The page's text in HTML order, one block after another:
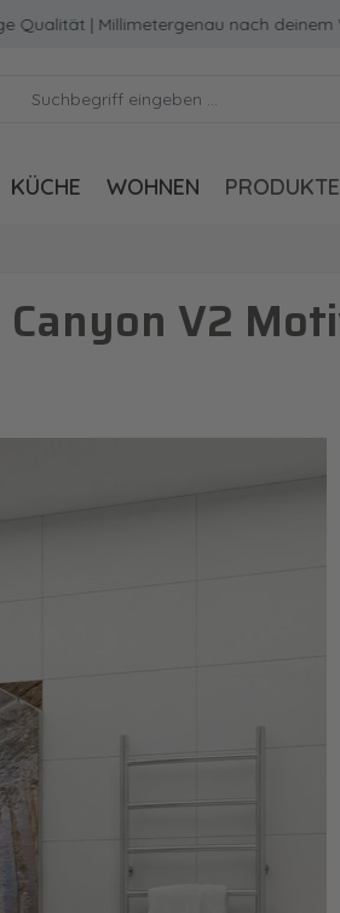
| Millimetergenau nach deinem
KÜCHE WOHNEN PRODUKTE
V2